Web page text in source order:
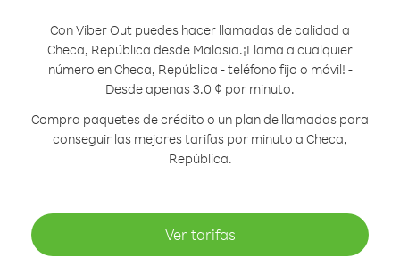
Con Viber Out puedes hacer llamadas de calidad a
Checa, República desde Malasia.¡Llama a cualquier
número en Checa, República - teléfono fijo o móvil! -
Desde apenas 3.0 ¢ por minuto.
Compra paquetes de crédito o un plan de llamadas para
conseguir las mejores tarifas por minuto a Checa,
República.
Ver tarifas